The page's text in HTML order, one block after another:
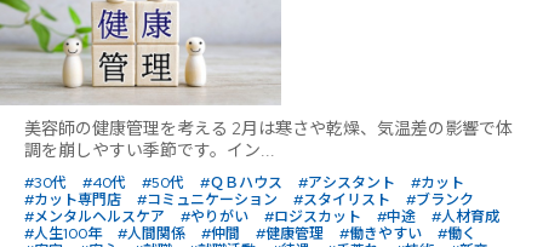
美容師の健康管理を考える 2月は寒さや乾燥、気温差の影響で体
調を崩しやすい季節です。イン...
#30代 #40代 #50代 #ＱＢハウス #アシスタント
#カット
#カット専門店
#コミュニケーション #スタイリスト
#ブランク
#メンタルヘルスケア
#やりがい #ロジスカット #中途
#人材育成
#人生100年
#人間関係 #仲間 #健康管理 #働きやすい
#働く